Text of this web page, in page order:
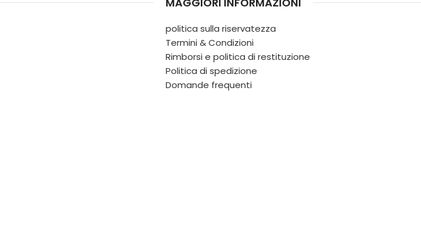
politica sulla riservatezza
Termini & Condizioni
Rimborsi e politica di restituzione
Politica di spedizione
Domande frequenti